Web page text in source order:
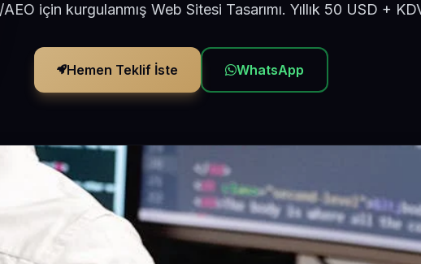
için kurgulanmış Web Sitesi Tasarımı. Yıllık 50 USD +
Hemen Teklif İste WhatsApp